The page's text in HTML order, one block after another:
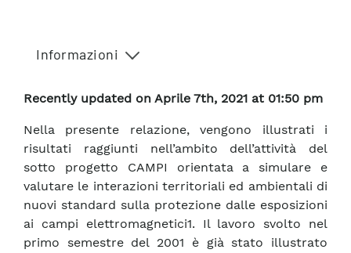
Informazioni
Recently updated on Aprile 7th, 2021 at 01:50 pm
Nella presente relazione, vengono illustrati i
risultati raggiunti nell’ambito dell’attività del
sotto progetto CAMPI orientata a simulare e
valutare le interazioni territoriali ed ambientali di
nuovi standard sulla protezione dalle esposizioni
ai campi elettromagnetici1. Il lavoro svolto nel
primo semestre del 2001 è già stato illustrato